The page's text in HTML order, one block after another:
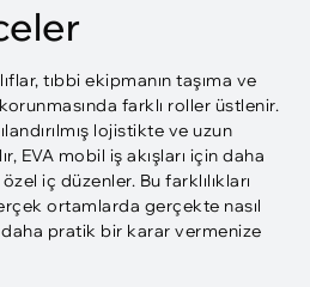
tıbbi ekipmanın taşıma ve
farklı roller üstlenir.
lojistikte ve uzun
EVA mobil iş akışları için daha
iç düzenler. Bu farklılıkları
ortamlarda gerçekte nasıl
daha pratik bir karar vermenize